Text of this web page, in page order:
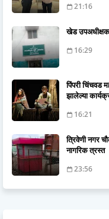
21:16
खेड
16:29
पिंपरी चिंचवड
झालेल्या
16:21
त्रिवेणी नगर
नागरिक त्रस्त
23:56